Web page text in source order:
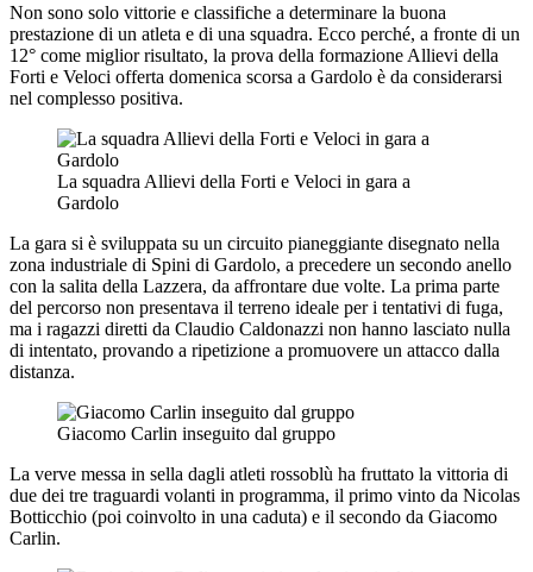
Non sono solo vittorie e classifiche a determinare la buona
prestazione di un atleta e di una squadra. Ecco perché, a fronte di un
12° come miglior risultato, la prova della formazione Allievi della
Forti e Veloci offerta domenica scorsa a Gardolo è da considerarsi
nel complesso positiva.
La squadra Allievi della Forti e Veloci in gara a
Gardolo
La gara si è sviluppata su un circuito pianeggiante disegnato nella
zona industriale di Spini di Gardolo, a precedere un secondo anello
con la salita della Lazzera, da affrontare due volte. La prima parte
del percorso non presentava il terreno ideale per i tentativi di fuga,
ma i ragazzi diretti da Claudio Caldonazzi non hanno lasciato nulla
di intentato, provando a ripetizione a promuovere un attacco dalla
distanza.
Giacomo Carlin inseguito dal gruppo
La verve messa in sella dagli atleti rossoblù ha fruttato la vittoria di
due dei tre traguardi volanti in programma, il primo vinto da Nicolas
Botticchio (poi coinvolto in una caduta) e il secondo da Giacomo
Carlin.